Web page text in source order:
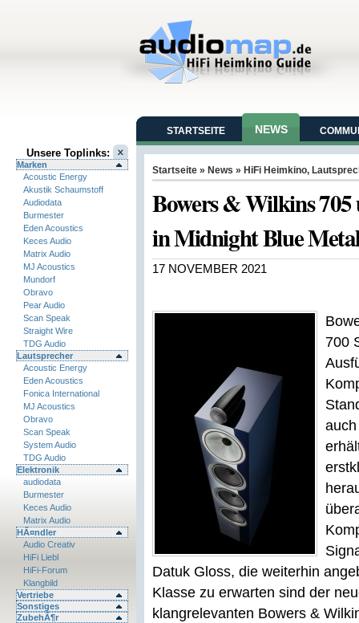
Unsere Toplinks:
Marken
Acoustic Energy
Akustik Schaumstoff
Audiodata
Burmester
Eden Acoustics
Keces Audio
Matrix Audio
MJ Acoustics
Mundorf
Obravo
Pear Audio
Scan Speak
Straight Wire
TDG Audio
Lautsprecher
Acoustic Energy
Eden Acoustics
Fonica International
MJ Acoustics
Obravo
Scan Speak
System Audio
TDG Audio
Elektronik
audiodata
Burmester
Keces Audio
Matrix Audio
HÃ¤ndler
Audio Creativ
HiFi Liebl
HiFi-Forum
Klangbild
Vertriebe
Sonstiges
ZubehÃ¶r
STARTSEITE NEWS
Startseite » News » HiFi Heimkino,
Bowers & Wilkins
in Midnight Blue
17 NOVEMBER 2021
700
Datuk Gloss, die weiterhin
Klasse zu erwarten sind der
klangrelevanten Bowers &